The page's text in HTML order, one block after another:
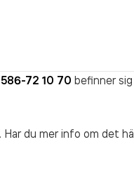
72 10 70 befinner
du mer info om det